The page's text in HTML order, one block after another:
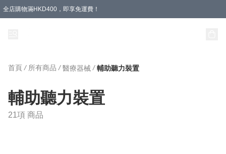
全店購物滿HKD400，即享免運費！
首頁 / 所有商品 / 醫療器械 / 輔助聽力裝置
輔助聽力裝置
21項 商品